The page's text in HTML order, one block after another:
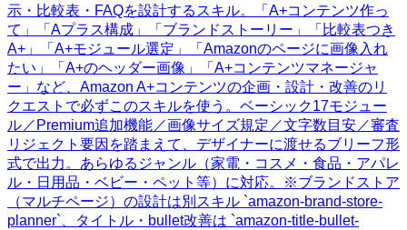
示・比較表・FAQを設計するスキル。「A+コンテンツ作っ
て」「Aプラス構成」「ブランドストーリー」「比較表つき
A+」「A+モジュール選定」「Amazonのページに画像入れ
たい」「A+のヘッダー画像」「A+コンテンツマネージャ
ー」など、Amazon A+コンテンツの企画・設計・改善のリ
クエストで必ずこのスキルを使う。ベーシック17モジュー
ル／Premium追加機能／画像サイズ規定／文字数目安／審査
リジェクト要因を踏まえて、デザイナーに渡せるブリーフ形
式で出力。あらゆるジャンル（家電・コスメ・食品・アパレ
ル・日用品・ベビー・ペット等）に対応。※ブランドストア
（マルチページ）の設計は別スキル `amazon-brand-store-
planner`、タイトル・bullet改善は `amazon-title-bullet-